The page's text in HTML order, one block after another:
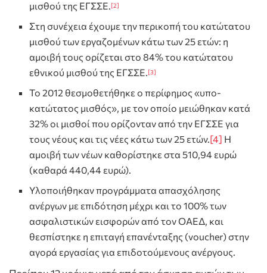
μισθού της ΕΓΣΣΕ.[2]
Στη συνέχεια έχουμε την περικοπή του κατώτατου
μισθού των εργαζομένων κάτω των 25 ετών: η
αμοιβή τους ορίζεται στο 84% του κατώτατου
εθνικού μισθού της ΕΓΣΣΕ.[3]
Το 2012 θεσμοθετήθηκε ο περίφημος «υπο-
κατώτατος μισθός», με τον οποίο μειώθηκαν κατά
32% οι μισθοί που ορίζονταν από την ΕΓΣΣΕ για
τους νέους και τις νέες κάτω των 25 ετών.[4] Η
αμοιβή των νέων καθορίστηκε στα 510,94 ευρώ
(καθαρά 440,44 ευρώ).
Υλοποιήθηκαν προγράμματα απασχόλησης
ανέργων με επιδότηση μέχρι και το 100% των
ασφαλιστικών εισφορών από τον ΟΑΕΔ, και
θεσπίστηκε η επιταγή επανένταξης (voucher) στην
αγορά εργασίας για επιδοτούμενους ανέργους.